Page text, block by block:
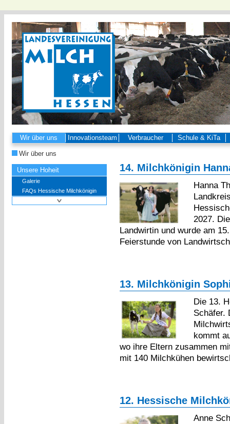
Wir über uns Innovationsteam Verbraucher Schule & KiTa
Wir über uns
Unsere Hoheit
Galerie
FAQs Hessische Milchkönigin
14. Milchkönigin
Hanna
2027.
Landwirtin und wurde am
Feierstunde von
13. Milchkönigin
Die 13.
Schäfer.
kommt
wo ihre Eltern zusammen
mit 140 Milchkühen
12. Hessische
Anne